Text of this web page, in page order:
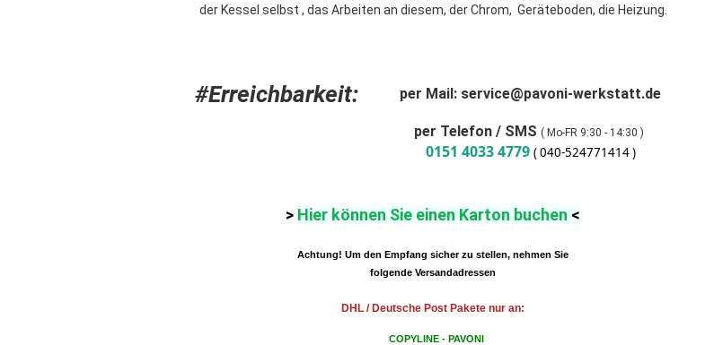
der Kessel selbst , das Arbeiten an diesem, der Chrom, Geräteboden, die Heizung.
#Erreichbarkeit: per Mail: service@pavoni-werkstatt.de
per Telefon / SMS ( Mo-FR 9:30 - 14:30 )
0151 4033 4779 ( 040-524771414 )
> Hier können Sie einen Karton buchen <
Achtung! Um den Empfang sicher zu stellen, nehmen Sie
folgende Versandadressen
DHL / Deutsche Post Pakete nur an:
COPYLINE - PAVONI